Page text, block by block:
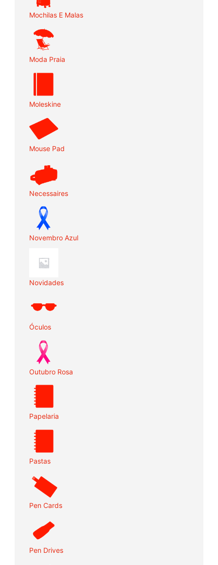
Mochilas E Malas
Moda Praia
Moleskine
Mouse Pad
Necessaires
Novembro Azul
Novidades
Óculos
Outubro Rosa
Papelaria
Pastas
Pen Cards
Pen Drives